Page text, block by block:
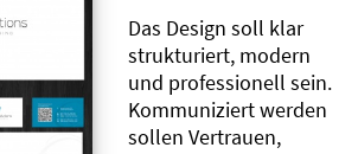
Das Design soll klar
strukturiert, modern
und professionell sein.
Kommuniziert werden
sollen Vertrauen,